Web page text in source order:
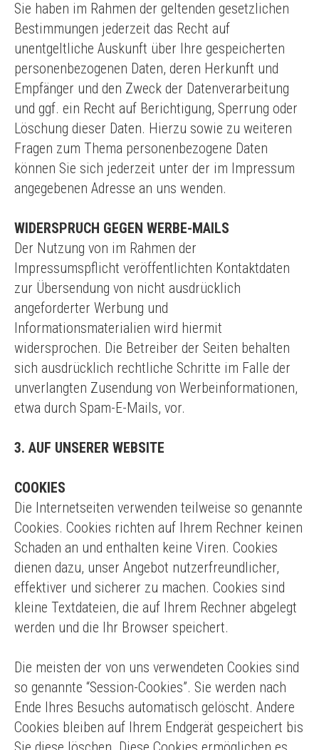
Sie haben im Rahmen der geltenden gesetzlichen
Bestimmungen jederzeit das Recht auf
unentgeltliche Auskunft über Ihre gespeicherten
personenbezogenen Daten, deren Herkunft und
Empfänger und den Zweck der Datenverarbeitung
und ggf. ein Recht auf Berichtigung, Sperrung oder
Löschung dieser Daten. Hierzu sowie zu weiteren
Fragen zum Thema personenbezogene Daten
können Sie sich jederzeit unter der im Impressum
angegebenen Adresse an uns wenden.
WIDERSPRUCH GEGEN WERBE-MAILS
Der Nutzung von im Rahmen der
Impressumspflicht veröffentlichten Kontaktdaten
zur Übersendung von nicht ausdrücklich
angeforderter Werbung und
Informationsmaterialien wird hiermit
widersprochen. Die Betreiber der Seiten behalten
sich ausdrücklich rechtliche Schritte im Falle der
unverlangten Zusendung von Werbeinformationen,
etwa durch Spam-E-Mails, vor.
3. AUF UNSERER WEBSITE
COOKIES
Die Internetseiten verwenden teilweise so genannte
Cookies. Cookies richten auf Ihrem Rechner keinen
Schaden an und enthalten keine Viren. Cookies
dienen dazu, unser Angebot nutzerfreundlicher,
effektiver und sicherer zu machen. Cookies sind
kleine Textdateien, die auf Ihrem Rechner abgelegt
werden und die Ihr Browser speichert.
Die meisten der von uns verwendeten Cookies sind
so genannte “Session-Cookies”. Sie werden nach
Ende Ihres Besuchs automatisch gelöscht. Andere
Cookies bleiben auf Ihrem Endgerät gespeichert bis